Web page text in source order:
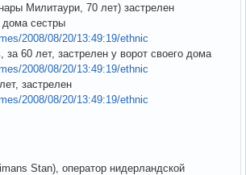
Милитаури, 70 лет) застрелен
дома сестры
2008/08/20/13:49:19/ethnic
60 лет, застрелен у ворот своего дома
2008/08/20/13:49:19/ethnic
застрелен
2008/08/20/13:49:19/ethnic
Stan), оператор нидерландской